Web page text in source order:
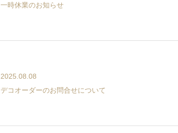
一時休業のお知らせ
2025.08.08
デコオーダーのお問合せについて